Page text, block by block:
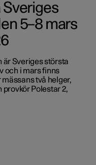
Sveriges
5–8 mars
är Sveriges största
och i mars finns
mässans två helger,
provkör Polestar 2,